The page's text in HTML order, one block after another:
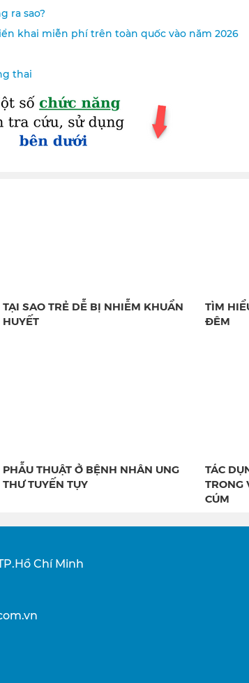
ra sao?
khai miễn phí trên toàn quốc vào năm 2026
thai
TẠI SAO TRẺ DỄ BỊ NHIỄM KHUẨN
HUYẾT
TÌM
ĐÊM
PHẪU THUẬT Ở BỆNH NHÂN UNG
THƯ TUYẾN TỤY
TÁC
TRONG
CÚM
Chí Minh